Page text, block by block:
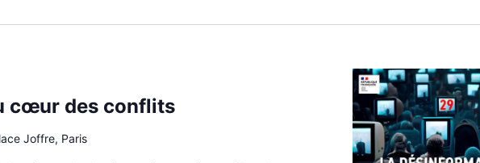
cœur des conflits
Joffre, Paris